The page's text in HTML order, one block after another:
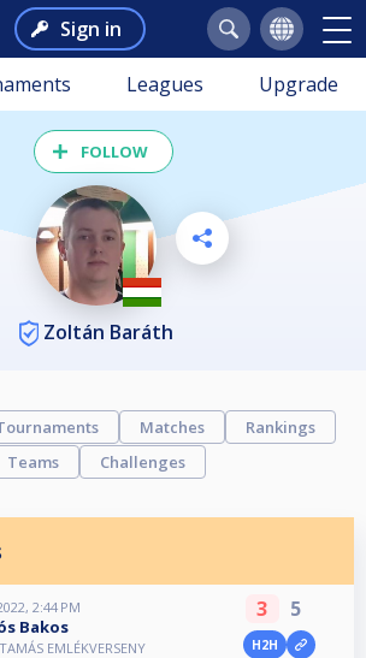
Sign in
Leagues Upgrade
FOLLOW
Zoltán Baráth
Matches
Rankings
Teams
Challenges
2:44 PM
Bakos
EMLÉKVERSENY
3 5
H2H